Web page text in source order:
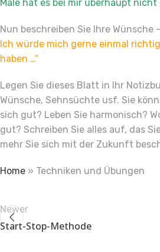
Male hat es bei mir überhaupt
Nun beschreiben Sie Ihre
Ich würde mich gerne einmal
haben …“
Legen Sie dieses Blatt in Ihr
Wünsche, Sehnsüchte usf. Sie
sich gut? Leben Sie harmonisch?
gut? Schreiben Sie alles auf, das
mehr Sie sich mit der Zukunft
Home » Techniken und Übungen
Newer
Start-Stop-Methode